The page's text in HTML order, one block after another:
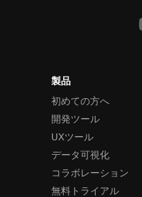
製品
初めての方へ
開発ツール
UXツール
データ可視化
コラボレーション
無料トライアル